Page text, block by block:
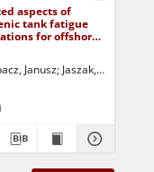
El Yakhloufi, Mounir
aspects of
tank fatigue
for offshore
Janusz Jaszak,